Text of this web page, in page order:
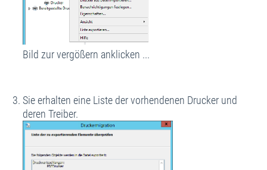
Bild zur vergößern anklicken ...
Sie erhalten eine Liste der vorhendenen Drucker und
deren Treiber.